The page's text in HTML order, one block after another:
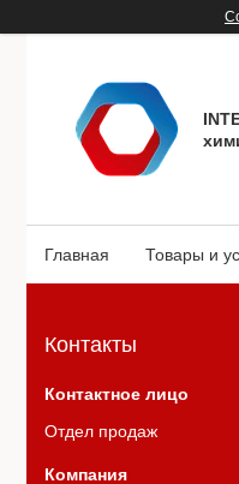
Главная Товары и
Контакты
Отдел продаж